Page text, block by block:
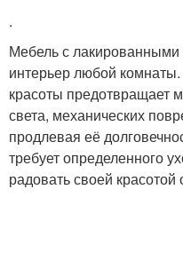
.
Мебель с лакированными
интерьер любой комнаты.
красоты предотвращает
света, механических
продлевая её
требует определенного
радовать своей красотой